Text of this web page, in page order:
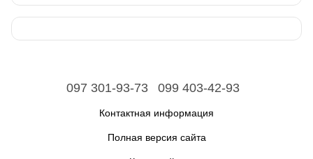
097 301-93-73 099 403-42-93
Контактная информация
Полная версия сайта